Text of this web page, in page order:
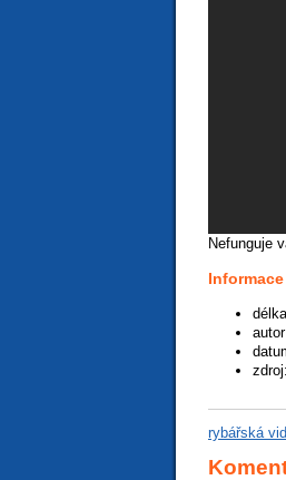
Nefunguje
zdroj:
rybářská